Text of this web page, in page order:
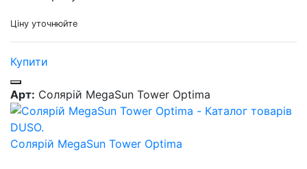
Ціну уточнюйте
Купити
Арт: Солярій MegaSun Tower Optima
Солярій MegaSun Tower Optima